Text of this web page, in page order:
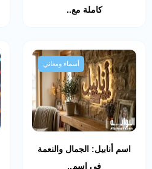
كاملة مع..
أسماء ومعاني
اسم أنابيل: الجمال والنعمة
في اسم..